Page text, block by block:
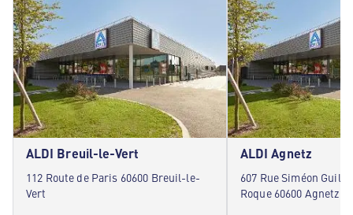
ALDI Breuil-le-Vert
112 Route de Paris 60600 Breuil-le-
Vert
ALDI Agnetz
607 Rue Siméon
Roque 60600 Agnetz